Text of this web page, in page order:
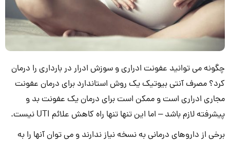
چگونه می توانید عفونت ادراری و سوزش ادرار در بارداری را درمان
کرد؟ مصرف آنتی بیوتیک یک روش استاندارد برای درمان عفونت
مجاری ادراری است و ممکن است برای درمان یک عفونت بد و
پیشرفته لازم باشد – اما این تنها تنها راه کاهش علائم UTI نیست.
برخی از داروهای درمانی به نسخه نیاز ندارند و می توان آنها را به